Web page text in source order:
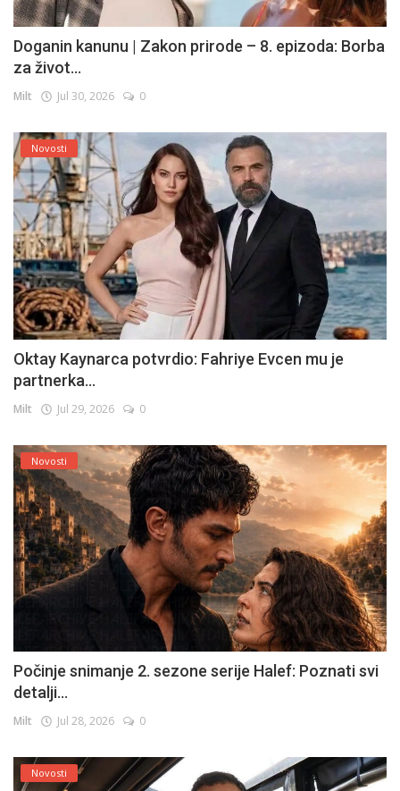
Doganin kanunu | Zakon prirode – 8. epizoda: Borba
za život...
Milt Jul 30, 2026 0
Novosti
Oktay Kaynarca potvrdio: Fahriye Evcen mu je
partnerka...
Milt Jul 29, 2026 0
Novosti
Počinje snimanje 2. sezone serije Halef: Poznati svi
detalji...
Milt Jul 28, 2026 0
Novosti